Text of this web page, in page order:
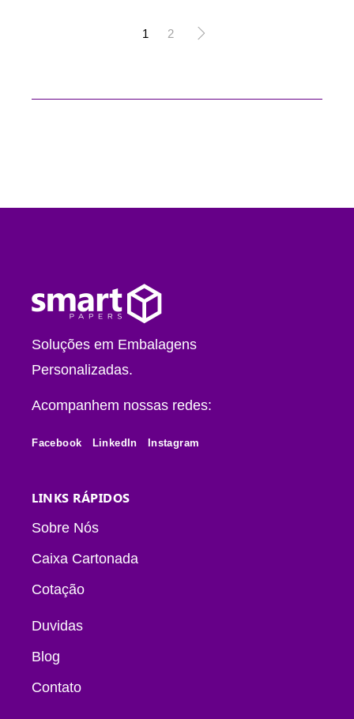
1 2
Soluções em Embalagens
Personalizadas.
Acompanhem nossas redes:
Facebook LinkedIn Instagram
LINKS RÁPIDOS
Sobre Nós
Caixa Cartonada
Cotação
Duvidas
Blog
Contato